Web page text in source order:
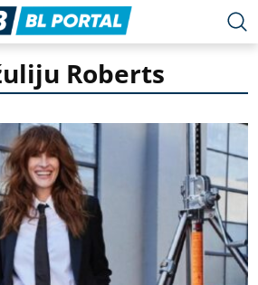
Roberts